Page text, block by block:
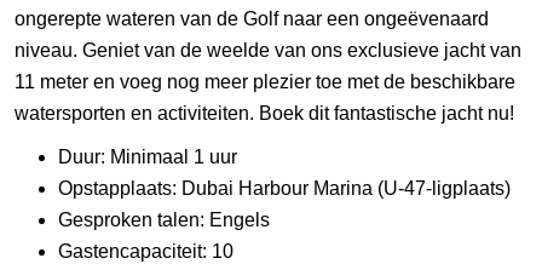
ongerepte wateren van de Golf naar een ongeëvenaard
niveau. Geniet van de weelde van ons exclusieve jacht van
11 meter en voeg nog meer plezier toe met de beschikbare
watersporten en activiteiten. Boek dit fantastische jacht nu!
Duur: Minimaal 1 uur
Opstapplaats: Dubai Harbour Marina (U-47-ligplaats)
Gesproken talen: Engels
Gastencapaciteit: 10